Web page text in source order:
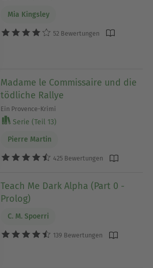
Mia Kingsley
52 Bewertungen
Madame le Commissaire und die
tödliche Rallye
Ein Provence-Krimi
Serie (Teil 13)
Pierre Martin
425 Bewertungen
Teach Me Dark Alpha (Part 0 -
Prolog)
C. M. Spoerri
139 Bewertungen